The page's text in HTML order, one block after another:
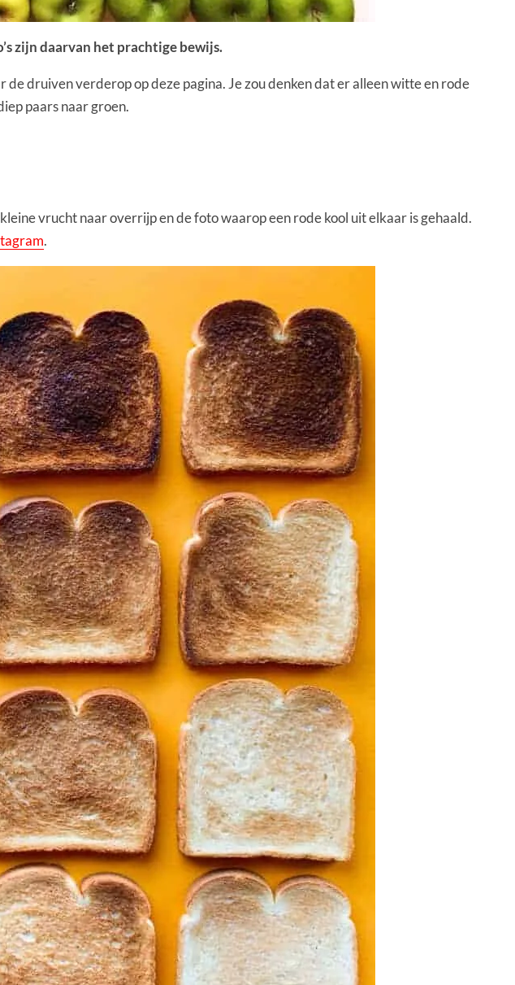
zijn daarvan het prachtige bewijs.
druiven verderop op deze pagina. Je zou denken dat er alleen witte en rode
paars naar groen.
vrucht naar overrijp en de foto waarop een rode kool uit elkaar is gehaald.
.